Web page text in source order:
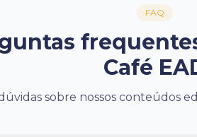
FAQ
Café
sobre nossos conteúdos